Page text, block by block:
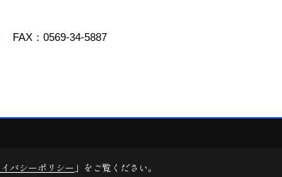
FAX：0569-34-5887
バシーポリシー 」をご覧ください。